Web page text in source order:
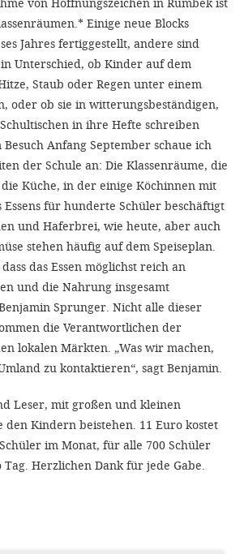
Einige neue Blocks
Jahres fertiggestellt, andere sind
Unterschied, ob Kinder auf dem
Staub oder Regen unter einem
oder ob sie in witterungsbeständigen,
in ihre Hefte schreiben
Anfang September schaue ich
der Schule an: Die Klassenräume, die
Küche, in der einige Köchinnen mit
für hunderte Schüler beschäftigt
und Haferbrei, wie heute, aber auch
stehen häufig auf dem Speiseplan.
das Essen möglichst reich an
und die Nahrung insgesamt
Sprunger. Nicht alle dieser
die Verantwortlichen der
lokalen Märkten. „Was wir machen,
zu kontaktieren“, sagt Benjamin.
Leser, mit großen und kleinen
den Kindern beistehen. 11 Euro kostet
im Monat, für alle 700 Schüler
Herzlichen Dank für jede Gabe.